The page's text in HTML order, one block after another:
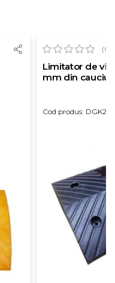
(0)
Limitator de
mm din
Cod produs: